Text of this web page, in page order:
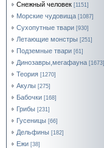
Снежный человек [1151]
Морские чудовища [1087]
Сухопутные твари [930]
Летающие монстры [251]
Подземные твари [61]
Динозавры,мегафауна [1673]
Теория [1270]
Акулы [275]
Бабочки [168]
Грибы [231]
Гусеницы [66]
Дельфины [182]
Ежи [38]